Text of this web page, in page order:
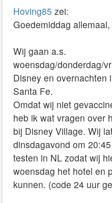
Hoving85 zei:
Goedemiddag allemaal,
Wij gaan a.s.
woensdag/donderdag/
Disney en overnachten
Santa Fe.
Omdat wij niet
heb ik wat vragen over
bij Disney Village. Wij
dinsdagavond om
testen in NL zodat wij
woensdag het hotel en
kunnen. (code 24 uur